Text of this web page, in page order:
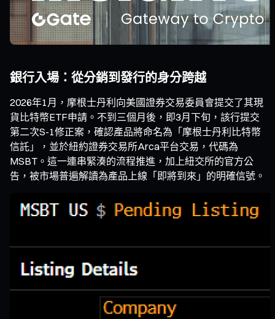
銀行入場：從分銷到發行的身分跨越
2026年1月，摩根士丹利向美國證券交易委員會提交了其現
貨比特幣ETF申請。不到三個月後，即3月下旬，該行提交
第二次S-1修正案，確認產品將命名為「摩根士丹利比特幣
信託」，並於紐約證券交易所Arca平台交易，代碼為
MSBT。這一連串緊湊的流程推進，加上紐交所的官方公
告，被市場普遍解讀為產品上線「即將到來」的明確信號。